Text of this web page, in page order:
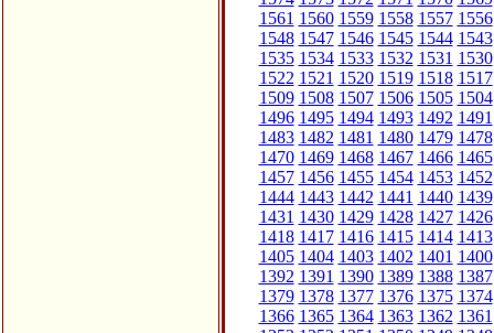
1561 1560 1559 1558 1557 1556
1548 1547 1546 1545 1544 1543
1535 1534 1533 1532 1531 1530
1522 1521 1520 1519 1518 1517
1509 1508 1507 1506 1505 1504
1496 1495 1494 1493 1492 1491
1483 1482 1481 1480 1479 1478
1470 1469 1468 1467 1466 1465
1457 1456 1455 1454 1453 1452
1444 1443 1442 1441 1440 1439
1431 1430 1429 1428 1427 1426
1418 1417 1416 1415 1414 1413
1405 1404 1403 1402 1401 1400
1392 1391 1390 1389 1388 1387
1379 1378 1377 1376 1375 1374
1366 1365 1364 1363 1362 1361